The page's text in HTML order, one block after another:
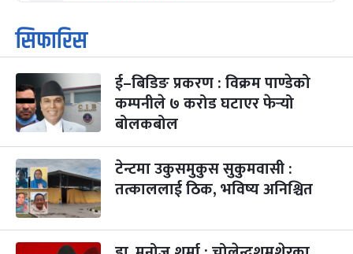
१
आइत
कार्तिक सङ्क्रान्ति
कार्तिक १, २०८३
३
मंगल
महानवमी
कार्तिक ३, २०८३-Oct 20, 2026
२ महिना बाँकी
४
५
बिहि
पापा‌ङ्कुशा एकादशी व्रत
कार्तिक ५, २०८३
२ महिना बाँकी
कुकुर तिहार ३ महिना बाँकी
सिफारिस
ई–बिडिङ प्रकरण : विक्रम पाण्डेको
कम्पनीले ७ करोड घटाएर फेर्‍यो
बोलकबोल
टेन्टमा उकुसमुकुस सुकुमवासी :
तत्काललाई ठिक, भविष्य अनिश्चित